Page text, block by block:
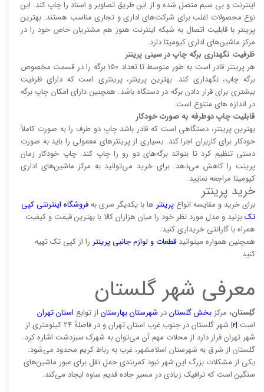
اینترنت و بی سیم متصل شده و از این طریق تصاویر و اسناد را چاپ کند. این
نوع محصولات اغلب برای شرکت‌های اداری و تجاری مناسب هستند. بهترین
پرینتر با قابلیت اتصال به شبکه اینترنت هنوز هم مشتریان خاص خود را در
مرکز ماشین‌های اداری کیومیتا دارد.
ظرفیت نگهداری برگه چاپ در سینی پرینتر
هر پرینتر قادر است به طور متوسط تا تعداد 150 برگه را در قسمت مخصوص
برگه چاپ، نگهداری کند. بهترین پرینتر، پرینتری است که دارای ظرفیت
بیشتری برای قرار دادن برگه در دستگاه باشد. همچنین دارای امکان چاپ برگه
در اندازه های متنوع است.
قابلیت چاپ دوطرفه به صورت خودکار
بهترین پرینتر، دستگاهی است که قادر باشد چاپ دو طرف را به صورت کاملاً
خودکار برای کاربران اجرا کند. بسیاری از پرینتر‌های معمولی را باید به صورت
دستی تنظیم کرد تا بتواند برگه‌های دو رو را چاپ کند. چاپ خودکار زمان
پرینت را کاهش می‌دهد. برای خرید می‌توانید به مرکز ماشین‌های اداری
کیومیتا مراجعه نمایید.
خرید پرینتر
برای خرید و مقایسه انواع پرینتر‌ ها با یکدیگر سری بهفروشگاه اینترنتی کپی
تکبزنید و مدل مورد نظر خود را میان هزاران کالا با بهترین قیمت و کیفیت
همراه با گارانتی خریداری کنید.
همچنین همواره میتوانید قطعات و لوازم جانبی پرینتر را از کپی تک تهیه
کنید
معرفی شهر گلستان
گلِستان، مرکز بخش گلستاندر شهرستان بهارستان از توابع استان تهران
است.[۲]
شهر گلستان در جنوب غرب استان تهران و در فاصلهٔ ۲۴ کیلومتری از
شهر تهران قرار دارد از محلات مهم آن می‌توان به شهرک سبزدشت اشاره کرد.
گلستان از شرق به شهرستان اسلامشهر، غرب به رباط کریم محدود می‌شود.
یکی از مشکلات بزرگ این شهر نبود کمربندی حمل نقل برای عبور ماشین‌های
سنگین است که ترافیک زیادی در مسیر جاده قدیم ساوه ایجاد می‌کند.